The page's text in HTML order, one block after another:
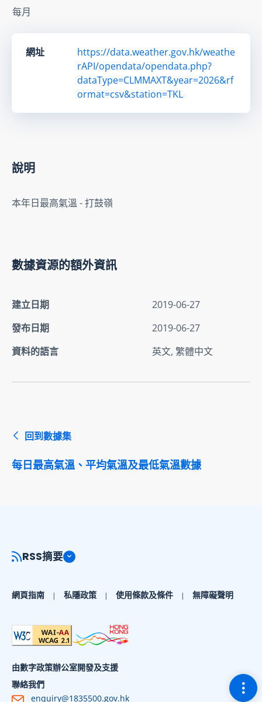
每月
網址
https://data.weather.gov.hk/weathe
rAPI/opendata/opendata.php?
dataType=CLMMAXT&year=2026&rf
ormat=csv&station=TKL
說明
本年日最高氣溫 - 打鼓嶺
數據資源的額外資訊
建立日期
2019-06-27
發布日期
2019-06-27
資料的語言
英文, 繁體中文
回到數據集
每日最高氣溫、平均氣溫及最低氣溫數據
切
RSS摘要
網頁指南 私隱政策 使用條款及條件 無障礙聲明
由數字政策辦公室開發及支援
聯絡我們
enquiry@1835500.gov.hk